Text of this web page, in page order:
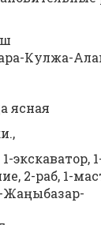
Кулжа-
ясная
экскаватор,
2-раб, 1-